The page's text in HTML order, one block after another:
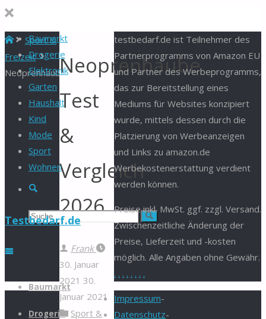
Baumarkt
Drogerie
Elektronik
Garten
Haushalt
Kind
Mode
Sport
Wohnen
Suche
Suchen Suche
Testbedarf.de
Zum
springen
Baumarkt
Drogerie
StartSport &
Freizeit
NeoprenhaubeNeoprenhaube
Test
&
Vergleich
2026
Frank
30. Januar
2021 30.
Januar 2021
Sport &
testbedarf.de ist Teilnehmer des
Partnerprogramms von Amazon EU
und Partner des Werbeprogramms,
das zur Bereitstellung eines
Mediums für Websites konzipiert
wurde, mittels dessen durch die
Platzierung von Werbeanzeigen
und Links zu amazon.de
Werbekostenerstattung verdient
werden können.
Preise inkl. MwSt. ggf. zzgl. Versand.
Zwischenzeitliche Änderung der
Preise, Lieferzeit und -kosten
möglich. Alle Angaben ohne Gewähr.
. . . . . . . .
Impressum-
Datenschutz-